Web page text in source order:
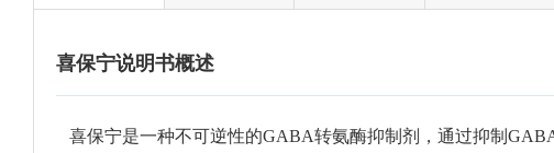
喜保宁说明书概述
喜保宁是一种不可逆性的GABA转氨酶抑制剂，通过抑制